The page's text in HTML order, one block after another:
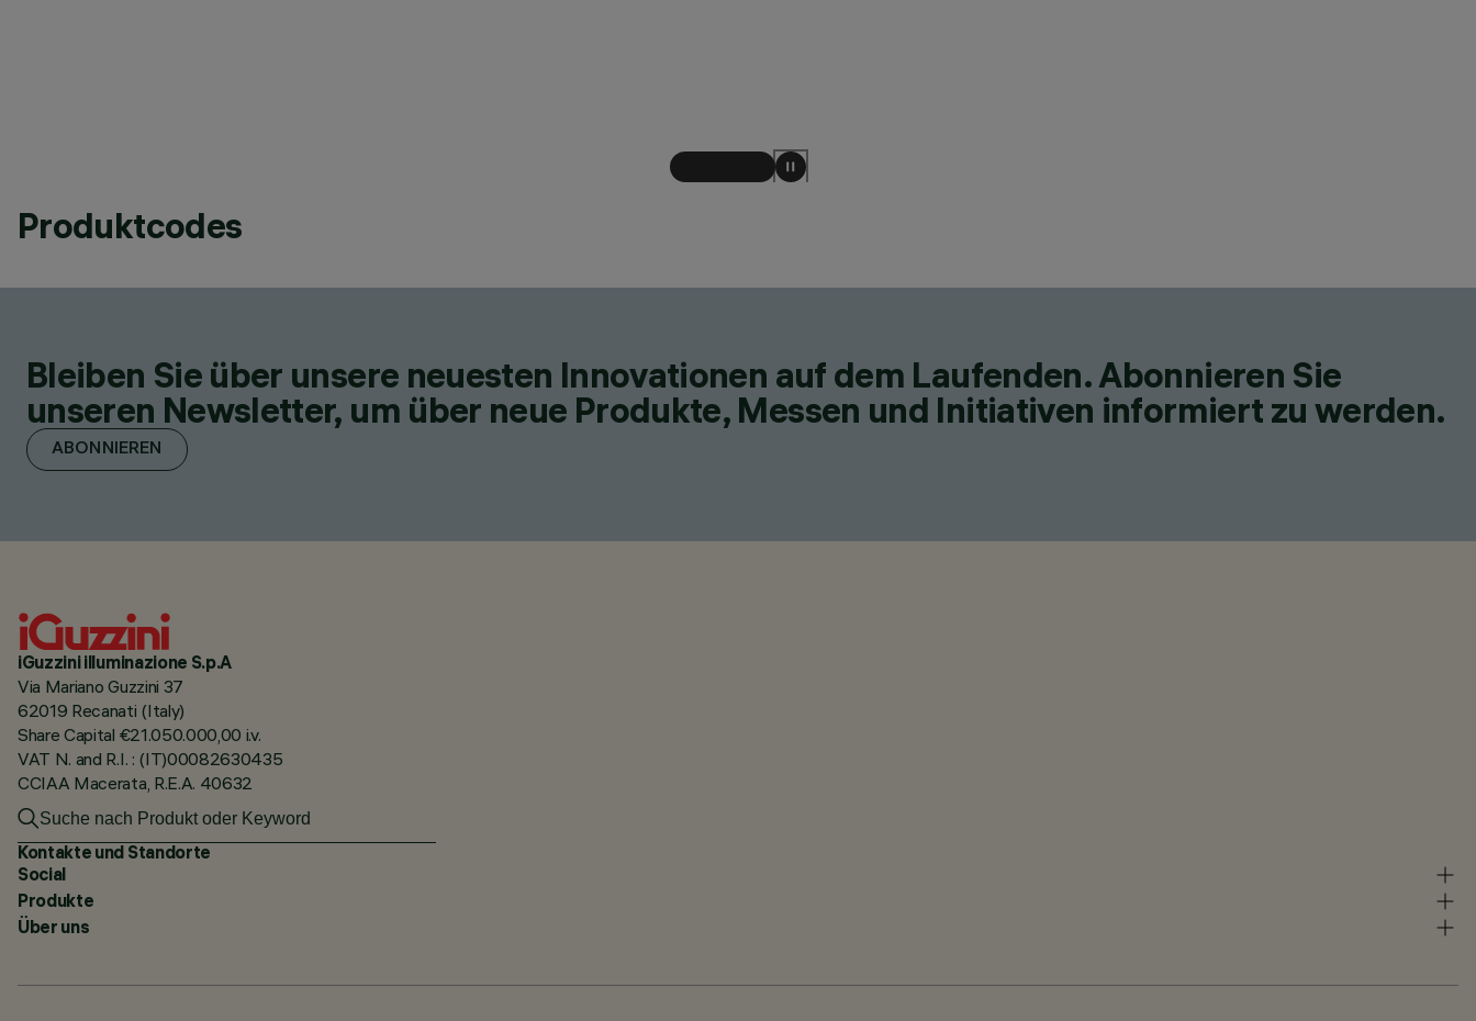
Produktcodes
Bleiben Sie über unsere neuesten Innovationen auf dem Laufenden. Abonnieren Sie
unseren Newsletter, um über neue Produkte, Messen und Initiativen informiert zu werden.
ABONNIEREN
iGuzzini illuminazione S.p.A
Via Mariano Guzzini 37
62019 Recanati (Italy)
Share Capital €21.050.000,00 i.v.
VAT N. and R.I. : (IT)00082630435
CCIAA Macerata, R.E.A. 40632
Kontakte und Standorte
Social
Produkte
Über uns